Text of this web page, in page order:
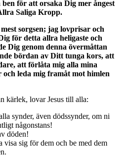
för att orsaka Dig mer ångest
Saliga Kropp.
sorgsen; jag lovprisar och
för detta allra heligaste och
Dig genom denna övermåttan
bördan av Ditt tunga kors, att
att förlåta mig alla mina
och leda mig framåt mot himlen
kärlek, lovar Jesus till alla:
synder, även dödssynder, om ni
någonstans!
döden!
sig för dem och be med dem